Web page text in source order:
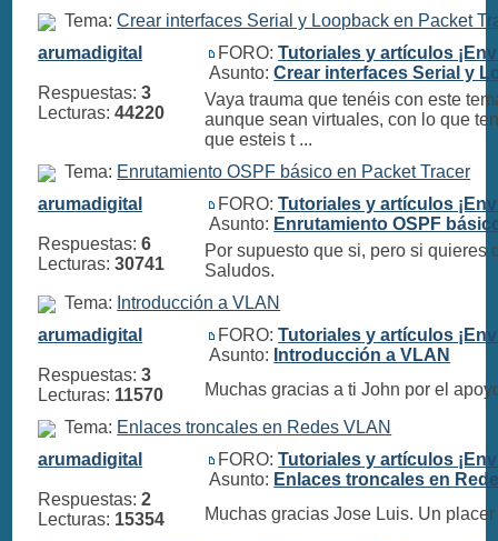
Tema:Crear interfaces Serial y Loopback en Packet
arumadigital
Respuestas:3
Lecturas:44220
FORO:Tutoriales y artículos
Asunto:Crear interfaces Serial y
Vaya trauma que tenéis con este
aunque sean virtuales, con lo que
que esteis t ...
Tema: Enrutamiento OSPF básico en Packet Tracer
arumadigital
Respuestas:6
Lecturas:30741
FORO:Tutoriales y artículos
Asunto: Enrutamiento OSPF
Por supuesto que si, pero si quieres
Saludos.
Tema: Introducción a VLAN
arumadigital
Respuestas:3
Lecturas: 11570
FORO:Tutoriales y artículos
Asunto: Introducción a VLAN
Muchas gracias a ti John por el
Tema: Enlaces troncales en Redes VLAN
arumadigital
Respuestas:2
Lecturas: 15354
FORO:Tutoriales y artículos
Asunto: Enlaces troncales en
Muchas gracias Jose Luis. Un